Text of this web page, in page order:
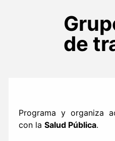
de
Programa y organiza
con la Salud Pública.